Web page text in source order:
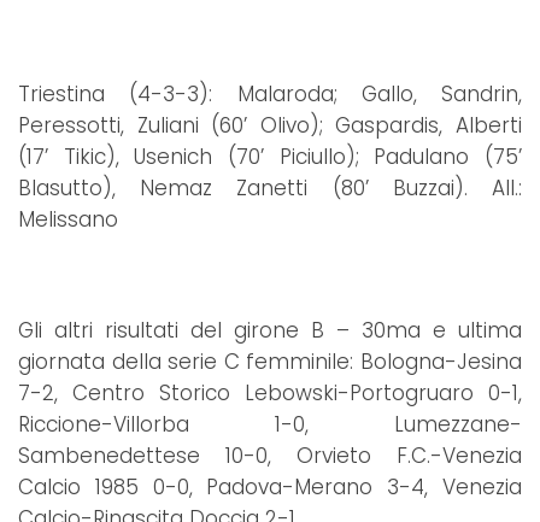
Triestina (4-3-3): Malaroda; Gallo, Sandrin,
Peressotti, Zuliani (60’ Olivo); Gaspardis, Alberti
(17’ Tikic), Usenich (70’ Piciullo); Padulano (75’
Blasutto), Nemaz Zanetti (80’ Buzzai). All.:
Melissano
Gli altri risultati del girone B – 30ma e ultima
giornata della serie C femminile: Bologna-Jesina
7-2, Centro Storico Lebowski-Portogruaro 0-1,
Riccione-Villorba 1-0, Lumezzane-
Sambenedettese 10-0, Orvieto F.C.-Venezia
Calcio 1985 0-0, Padova-Merano 3-4, Venezia